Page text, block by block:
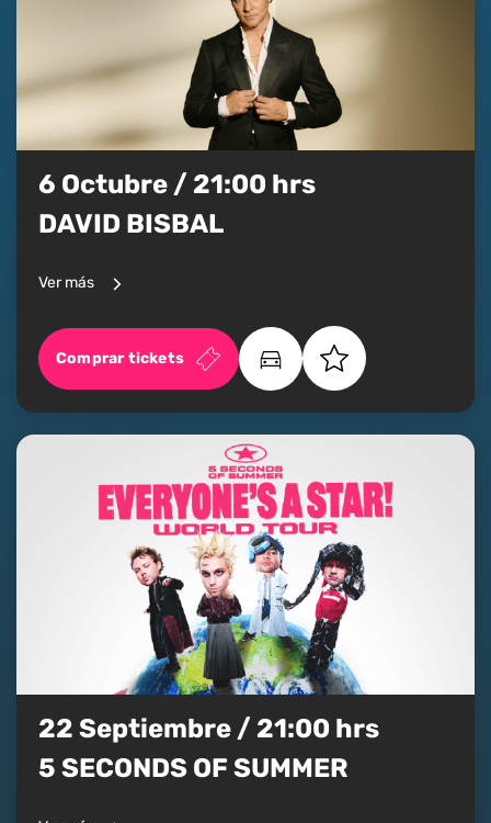
6 Octubre / 21:00 hrs
DAVID BISBAL
Ver más
Comprar tickets
22 Septiembre / 21:00 hrs
5 SECONDS OF SUMMER